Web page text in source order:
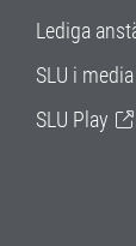
Lediga
SLU i media
SLU Play